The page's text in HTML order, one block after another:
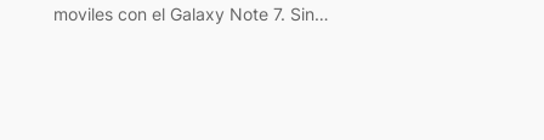
moviles con el Galaxy Note 7. Sin…